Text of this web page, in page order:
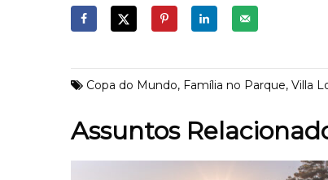
Copa do Mundo, Família no Parque, Villa
Assuntos